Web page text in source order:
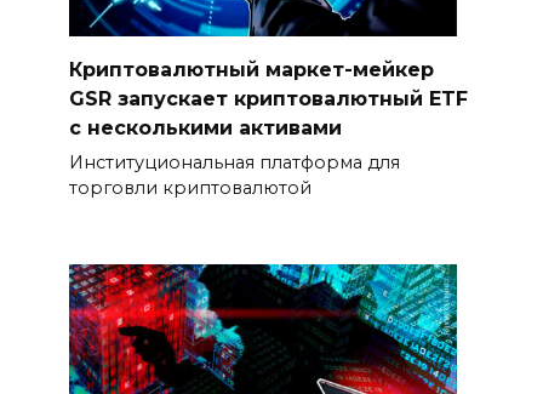
Криптовалютный маркет-мейкер
GSR запускает криптовалютный ETF
с несколькими активами
Институциональная платформа для
торговли криптовалютой